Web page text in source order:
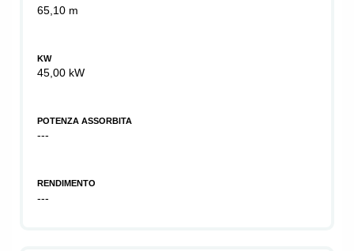
65,10 m
KW
45,00 kW
POTENZA ASSORBITA
---
RENDIMENTO
---